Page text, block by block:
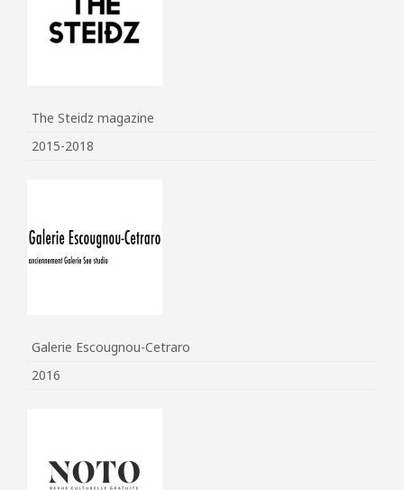
The Steidz magazine
2015-2018
Galerie Escougnou-Cetraro
2016